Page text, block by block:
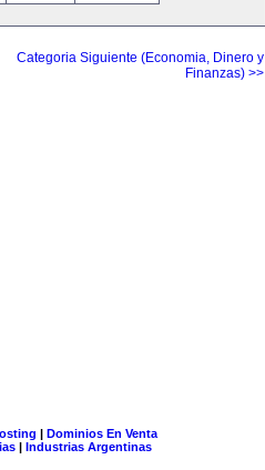
Categoria Siguiente (Economia, Dinero y
Finanzas) >>
| Dominios En Venta
| Industrias Argentinas